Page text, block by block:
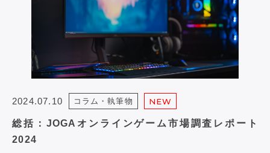
2024.07.10 コラム・執筆物 NEW
総括：JOGAオンラインゲーム市場調査レポート
2024